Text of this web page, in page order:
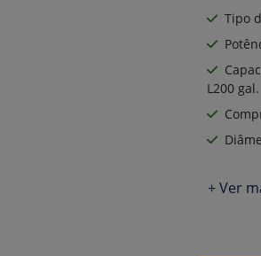
Tipo
L200 gal.
+ Ver